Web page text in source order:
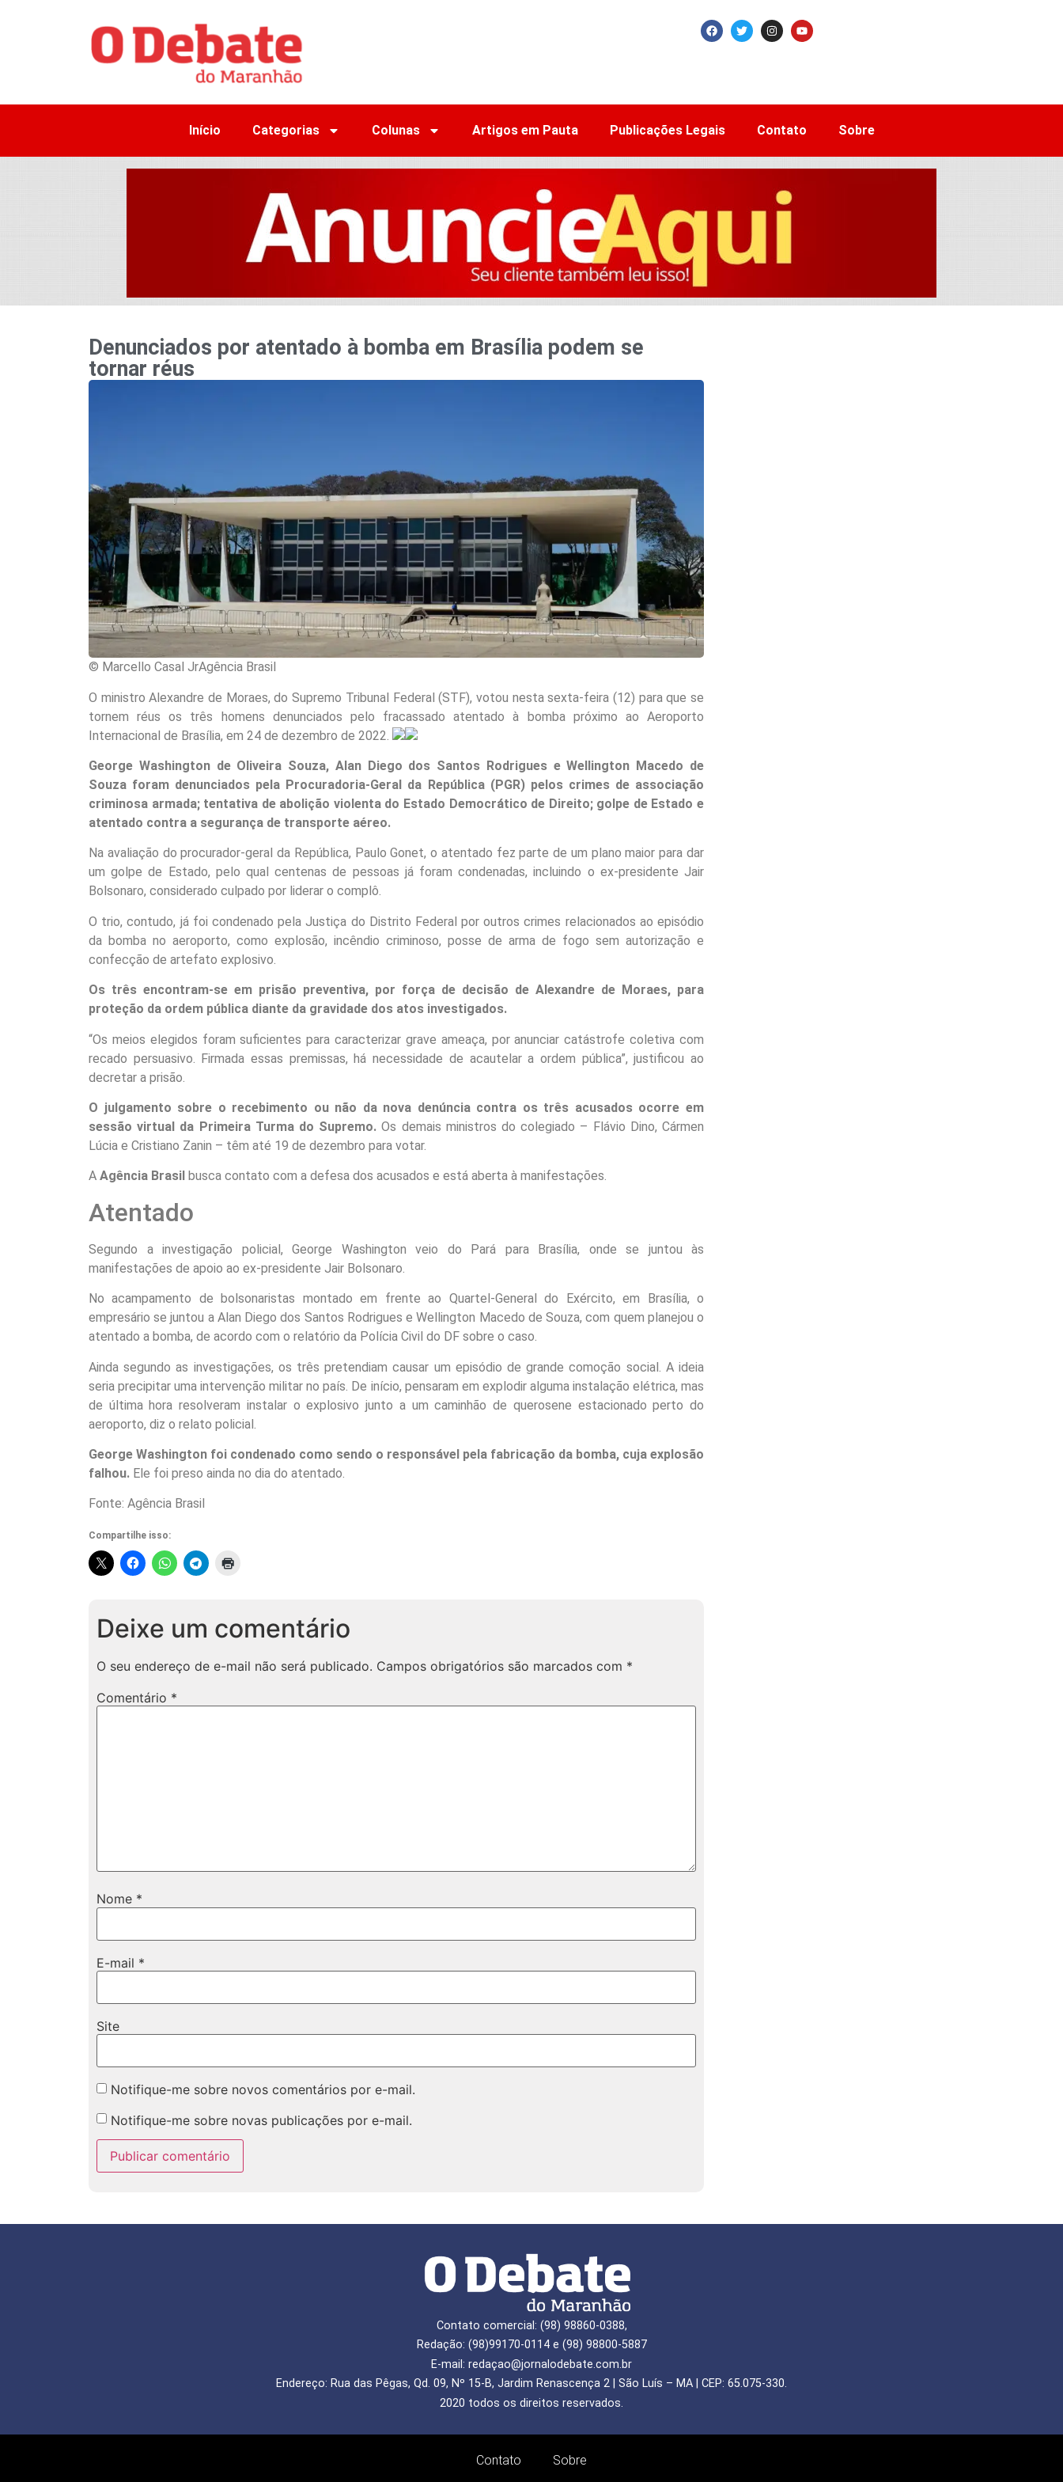
Início Categorias Colunas Artigos em Pauta Publicações Legais Contato Sobre
Denunciados por atentado à bomba em Brasília podem se
tornar réus
© Marcello Casal JrAgência Brasil
O ministro Alexandre de Moraes, do Supremo Tribunal Federal (STF), votou nesta sexta-feira (12) para que se
tornem réus os três homens denunciados pelo fracassado atentado à bomba próximo ao Aeroporto
Internacional de Brasília, em 24 de dezembro de 2022.
George Washington de Oliveira Souza, Alan Diego dos Santos Rodrigues e Wellington Macedo de
Souza foram denunciados pela Procuradoria-Geral da República (PGR) pelos crimes de associação
criminosa armada; tentativa de abolição violenta do Estado Democrático de Direito; golpe de Estado e
atentado contra a segurança de transporte aéreo.
Na avaliação do procurador-geral da República, Paulo Gonet, o atentado fez parte de um plano maior para dar
um golpe de Estado, pelo qual centenas de pessoas já foram condenadas, incluindo o ex-presidente Jair
Bolsonaro, considerado culpado por liderar o complô.
O trio, contudo, já foi condenado pela Justiça do Distrito Federal por outros crimes relacionados ao episódio
da bomba no aeroporto, como explosão, incêndio criminoso, posse de arma de fogo sem autorização e
confecção de artefato explosivo.
Os três encontram-se em prisão preventiva, por força de decisão de Alexandre de Moraes, para
proteção da ordem pública diante da gravidade dos atos investigados.
“Os meios elegidos foram suficientes para caracterizar grave ameaça, por anunciar catástrofe coletiva com
recado persuasivo. Firmada essas premissas, há necessidade de acautelar a ordem pública”, justificou ao
decretar a prisão.
O julgamento sobre o recebimento ou não da nova denúncia contra os três acusados ocorre em
sessão virtual da Primeira Turma do Supremo. Os demais ministros do colegiado – Flávio Dino, Cármen
Lúcia e Cristiano Zanin – têm até 19 de dezembro para votar.
A Agência Brasil busca contato com a defesa dos acusados e está aberta à manifestações.
Atentado
Segundo a investigação policial, George Washington veio do Pará para Brasília, onde se juntou às
manifestações de apoio ao ex-presidente Jair Bolsonaro.
No acampamento de bolsonaristas montado em frente ao Quartel-General do Exército, em Brasília, o
empresário se juntou a Alan Diego dos Santos Rodrigues e Wellington Macedo de Souza, com quem planejou o
atentado a bomba, de acordo com o relatório da Polícia Civil do DF sobre o caso.
Ainda segundo as investigações, os três pretendiam causar um episódio de grande comoção social. A ideia
seria precipitar uma intervenção militar no país. De início, pensaram em explodir alguma instalação elétrica, mas
de última hora resolveram instalar o explosivo junto a um caminhão de querosene estacionado perto do
aeroporto, diz o relato policial.
George Washington foi condenado como sendo o responsável pela fabricação da bomba, cuja explosão
falhou. Ele foi preso ainda no dia do atentado.
Fonte: Agência Brasil
Compartilhe isso:
Deixe um comentário
O seu endereço de e-mail não será publicado. Campos obrigatórios são marcados com *
Comentário *
Nome *
E-mail *
Site
Notifique-me sobre novos comentários por e-mail.
Notifique-me sobre novas publicações por e-mail.
Contato comercial: (98) 98860-0388,
Redação: (98)99170-0114 e (98) 98800-5887
E-mail: redaçao@jornalodebate.com.br
Endereço: Rua das Pêgas, Qd. 09, Nº 15-B, Jardim Renascença 2 | São Luís – MA | CEP: 65.075-330.
2020 todos os direitos reservados.
Contato Sobre